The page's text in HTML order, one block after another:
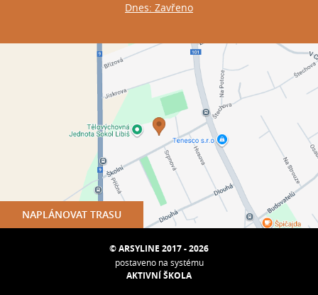
NAPLÁNOVAT TRASU
Dnes: Zavřeno
© ARSYLINE 2017 - 2026
postaveno na systému
AKTIVNÍ ŠKOLA